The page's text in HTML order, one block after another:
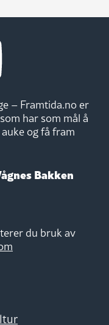
– Framtida.no er
har som mål å
og få fram
Bakken
du bruk av